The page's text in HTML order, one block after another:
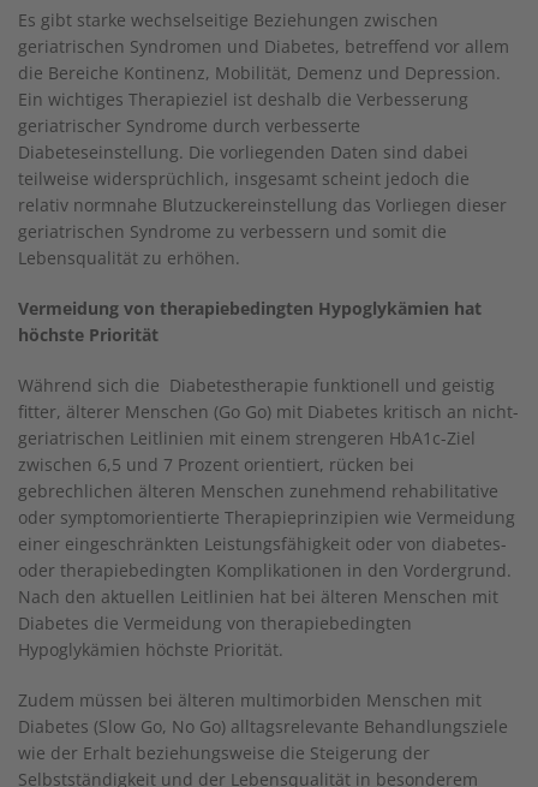
Es gibt starke wechselseitige Beziehungen zwischen
geriatrischen Syndromen und Diabetes, betreffend vor allem
die Bereiche Kontinenz, Mobilität, Demenz und Depression.
Ein wichtiges Therapieziel ist deshalb die Verbesserung
geriatrischer Syndrome durch verbesserte
Diabeteseinstellung. Die vorliegenden Daten sind dabei
teilweise widersprüchlich, insgesamt scheint jedoch die
relativ normnahe Blutzuckereinstellung das Vorliegen dieser
geriatrischen Syndrome zu verbessern und somit die
Lebensqualität zu erhöhen.
Vermeidung von therapiebedingten Hypoglykämien hat
höchste Priorität
Während sich die Diabetestherapie funktionell und geistig
fitter, älterer Menschen (Go Go) mit Diabetes kritisch an nicht-
geriatrischen Leitlinien mit einem strengeren HbA1c-Ziel
zwischen 6,5 und 7 Prozent orientiert, rücken bei
gebrechlichen älteren Menschen zunehmend rehabilitative
oder symptomorientierte Therapieprinzipien wie Vermeidung
einer eingeschränkten Leistungsfähigkeit oder von diabetes-
oder therapiebedingten Komplikationen in den Vordergrund.
Nach den aktuellen Leitlinien hat bei älteren Menschen mit
Diabetes die Vermeidung von therapiebedingten
Hypoglykämien höchste Priorität.
Zudem müssen bei älteren multimorbiden Menschen mit
Diabetes (Slow Go, No Go) alltagsrelevante Behandlungsziele
wie der Erhalt beziehungsweise die Steigerung der
Selbstständigkeit und der Lebensqualität in besonderem